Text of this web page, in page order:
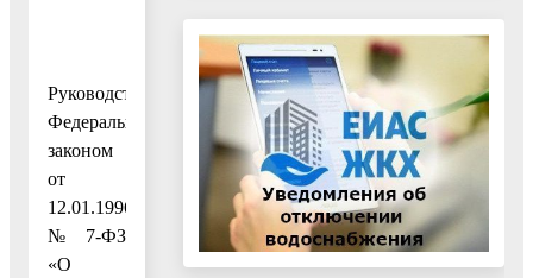
Руководствуясь
Федеральным
законом
от
12.01.1996
№ 7-ФЗ
«О